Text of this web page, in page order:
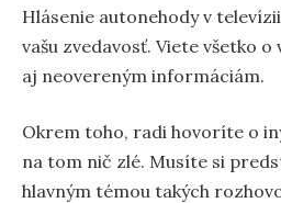
Hlásenie autonehody v
vašu zvedavosť. Viete všetko
aj neovereným informáciám.
Okrem toho, radi hovoríte o
na tom nič zlé. Musíte si
hlavným témou takých